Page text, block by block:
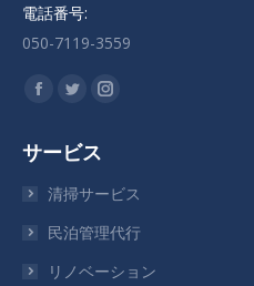
電話番号:
050-7119-3559
私達を見つけてください：
Facebook
ー
ジ
新
し
Twitter
ー
ジ
新
し
Instagram
ジ
新
し
サービス
清掃サービス
民泊管理代行
リノベーション